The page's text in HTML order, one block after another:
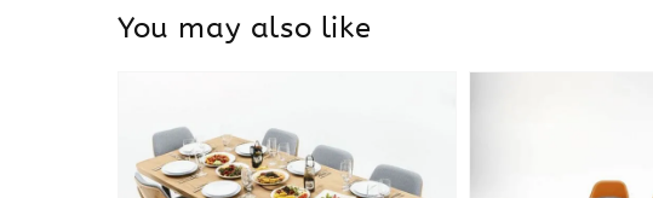
You may also like